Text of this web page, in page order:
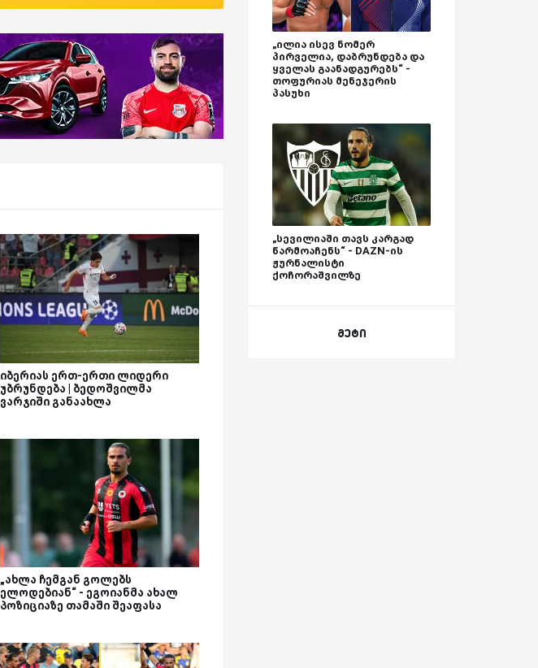
იბერიას ერთ-ერთი ლიდერი
უბრუნდება | ბედოშვილმა
ვარჯიში განაახლა
„ახლა ჩემგან გოლებს
ელოდებიან“ - ეგოიანმა ახალ
პოზიციაზე თამაში შეაფასა
„ილია ისევ ნომერ
პირველია, დაბრუნდება და
ყველას გაანადგურებს“ -
თოფურიას მენეჯერის
პასუხი
„სევილიაში თავს კარგად
წარმოაჩენს“ - DAZN-ის
ჟურნალისტი
ქოჩორაშვილზე
მეტი